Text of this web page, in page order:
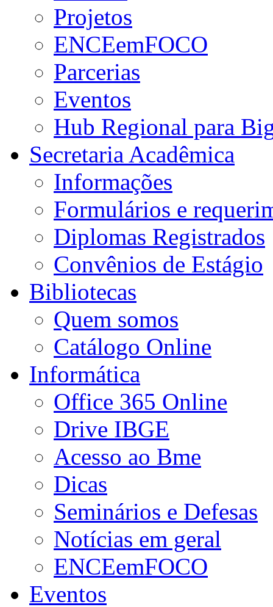
Projetos
ENCEemFOCO
Parcerias
Eventos
Hub Regional para
Secretaria Acadêmica
Informações
Formulários e
Diplomas Registrados
Convênios de Estágio
Bibliotecas
Quem somos
Catálogo Online
Informática
Office 365 Online
Drive IBGE
Acesso ao Bme
Dicas
Seminários e Defesas
Notícias em geral
ENCEemFOCO
Eventos